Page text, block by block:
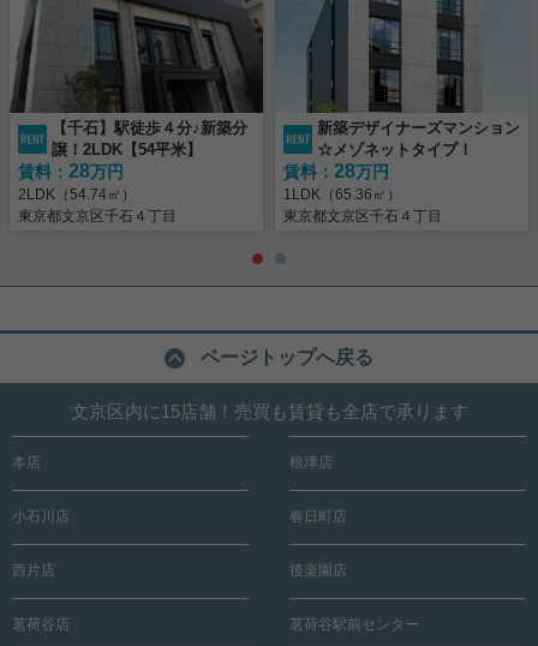
【千石】駅徒歩４分♪新築分
譲！2LDK【54平米】
賃料： 28万円
2LDK（54.74㎡）
東京都文京区千石４丁目
新築デザイナーズマンション
☆メゾネットタイプ！
賃料： 28万円
1LDK（65.36㎡）
東京都文京区千石４丁目
ページトップへ戻る
文京区内に15店舗！売買も賃貸も全店で承ります
本店 根津店
小石川店 春日町店
西片店 後楽園店
茗荷谷店 茗荷谷駅前センター